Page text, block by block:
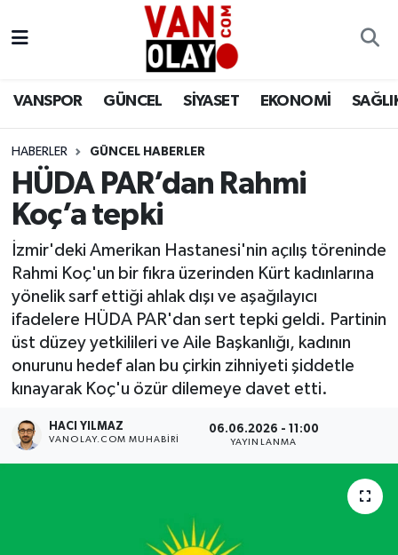
VANSPOR GÜNCEL SİYASET EKONOMİ
HABERLER GÜNCEL HABERLER
HÜDA PAR’dan Rahmi
Koç’a tepki
İzmir'deki Amerikan Hastanesi'nin açılış töreninde
Rahmi Koç'un bir fıkra üzerinden Kürt kadınlarına
yönelik sarf ettiği ahlak dışı ve aşağılayıcı
ifadelere HÜDA PAR'dan sert tepki geldi. Partinin
üst düzey yetkilileri ve Aile Başkanlığı, kadının
onurunu hedef alan bu çirkin zihniyeti şiddetle
kınayarak Koç'u özür dilemeye davet etti.
HACI YILMAZ
VANOLAY.COM MUHABIRI
06.06.2026 - 11:00
YAYINLANMA
Siyaset
Ekonomi
Sağlık
Eğitim
Bilim & Teknoloji
Dünya
RESMİ İLANLAR
Van Nöbetçi Eczaneler
Van Namaz Vakitleri
Van Trafik Yoğunluk Haritası
Süper Lig Puan Durumu ve Fikstür
Tüm Manşetler
Son Dakika Haberleri
Haber Arşivi